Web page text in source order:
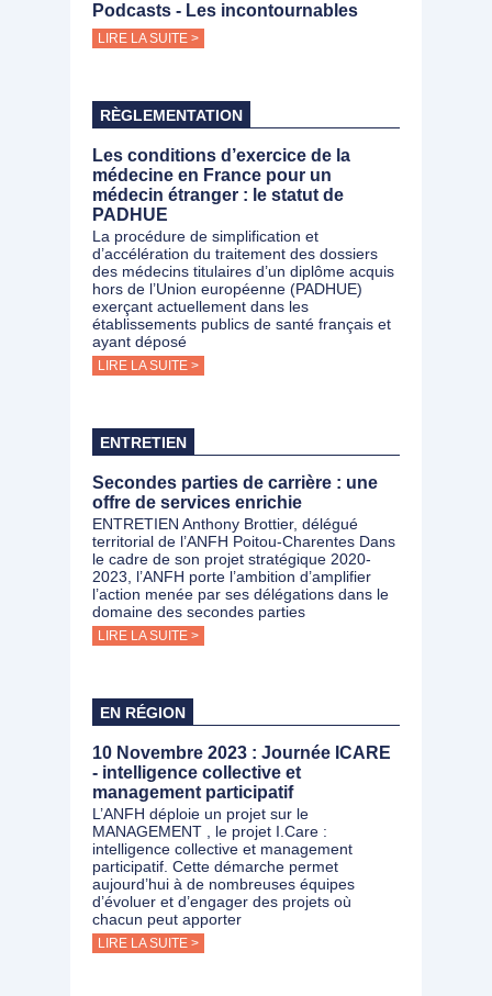
Podcasts - Les incontournables
LIRE LA SUITE >
RÈGLEMENTATION
Les conditions d’exercice de la
médecine en France pour un
médecin étranger : le statut de
PADHUE
La procédure de simplification et
d’accélération du traitement des dossiers
des médecins titulaires d’un diplôme acquis
hors de l’Union européenne (PADHUE)
exerçant actuellement dans les
établissements publics de santé français et
ayant déposé
LIRE LA SUITE >
ENTRETIEN
Secondes parties de carrière : une
offre de services enrichie
ENTRETIEN Anthony Brottier, délégué
territorial de l’ANFH Poitou-Charentes Dans
le cadre de son projet stratégique 2020-
2023, l’ANFH porte l’ambition d’amplifier
l’action menée par ses délégations dans le
domaine des secondes parties
LIRE LA SUITE >
EN RÉGION
10 Novembre 2023 : Journée ICARE
- intelligence collective et
management participatif
L’ANFH déploie un projet sur le
MANAGEMENT , le projet I.Care :
intelligence collective et management
participatif. Cette démarche permet
aujourd’hui à de nombreuses équipes
d’évoluer et d’engager des projets où
chacun peut apporter
LIRE LA SUITE >